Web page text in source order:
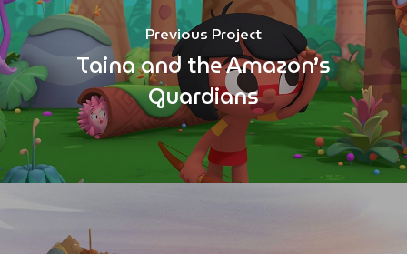
Previous Project
Taina and the Amazon’s
Guardians